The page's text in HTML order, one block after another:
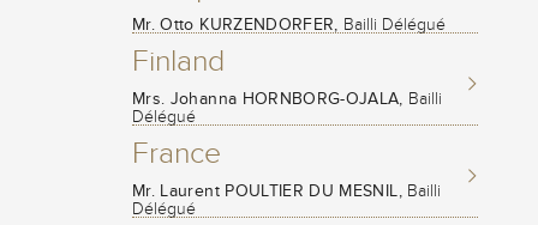
Mr. Otto KURZENDORFER, Bailli Délégué
Finland
Mrs. Johanna HORNBORG-OJALA, Bailli
Délégué
France
Mr. Laurent POULTIER DU MESNIL,Bailli
Délégué